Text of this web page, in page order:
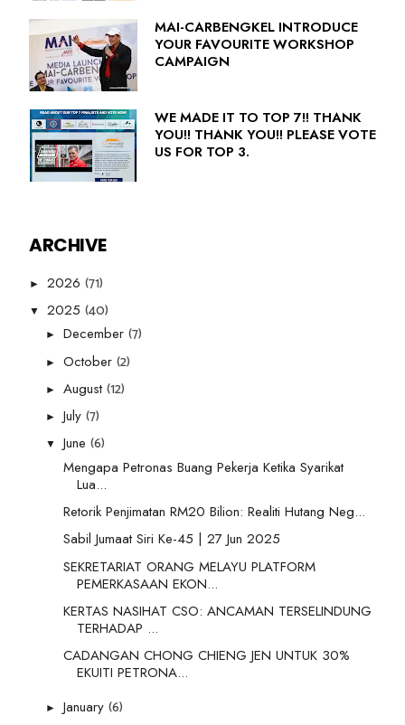
MAI-CARBENGKEL INTRODUCE
YOUR FAVOURITE WORKSHOP
CAMPAIGN
WE MADE IT TO TOP 7!! THANK
YOU!! THANK YOU!! PLEASE VOTE
US FOR TOP 3.
ARCHIVE
► 2026 (71)
▼ 2025 (40)
► December (7)
► October (2)
► August(12)
► July (7)
▼ June (6)
Mengapa Petronas Buang Pekerja Ketika Syarikat
Lua...
Retorik Penjimatan RM20 Bilion: Realiti Hutang Neg...
Sabil Jumaat Siri Ke-45 | 27 Jun 2025
SEKRETARIAT ORANG MELAYU PLATFORM
PEMERKASAAN EKON...
KERTAS NASIHAT CSO: ANCAMAN TERSELINDUNG
TERHADAP ...
CADANGAN CHONG CHIENG JEN UNTUK 30%
EKUITI PETRONA...
► January (6)